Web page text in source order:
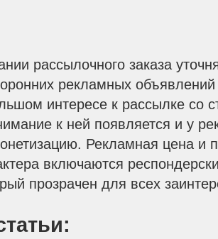
рассылочного заказа
рекламных
интересе к рассылке со
к ней появляется и у
Рекламная цена и
включаются
прозрачен для всех